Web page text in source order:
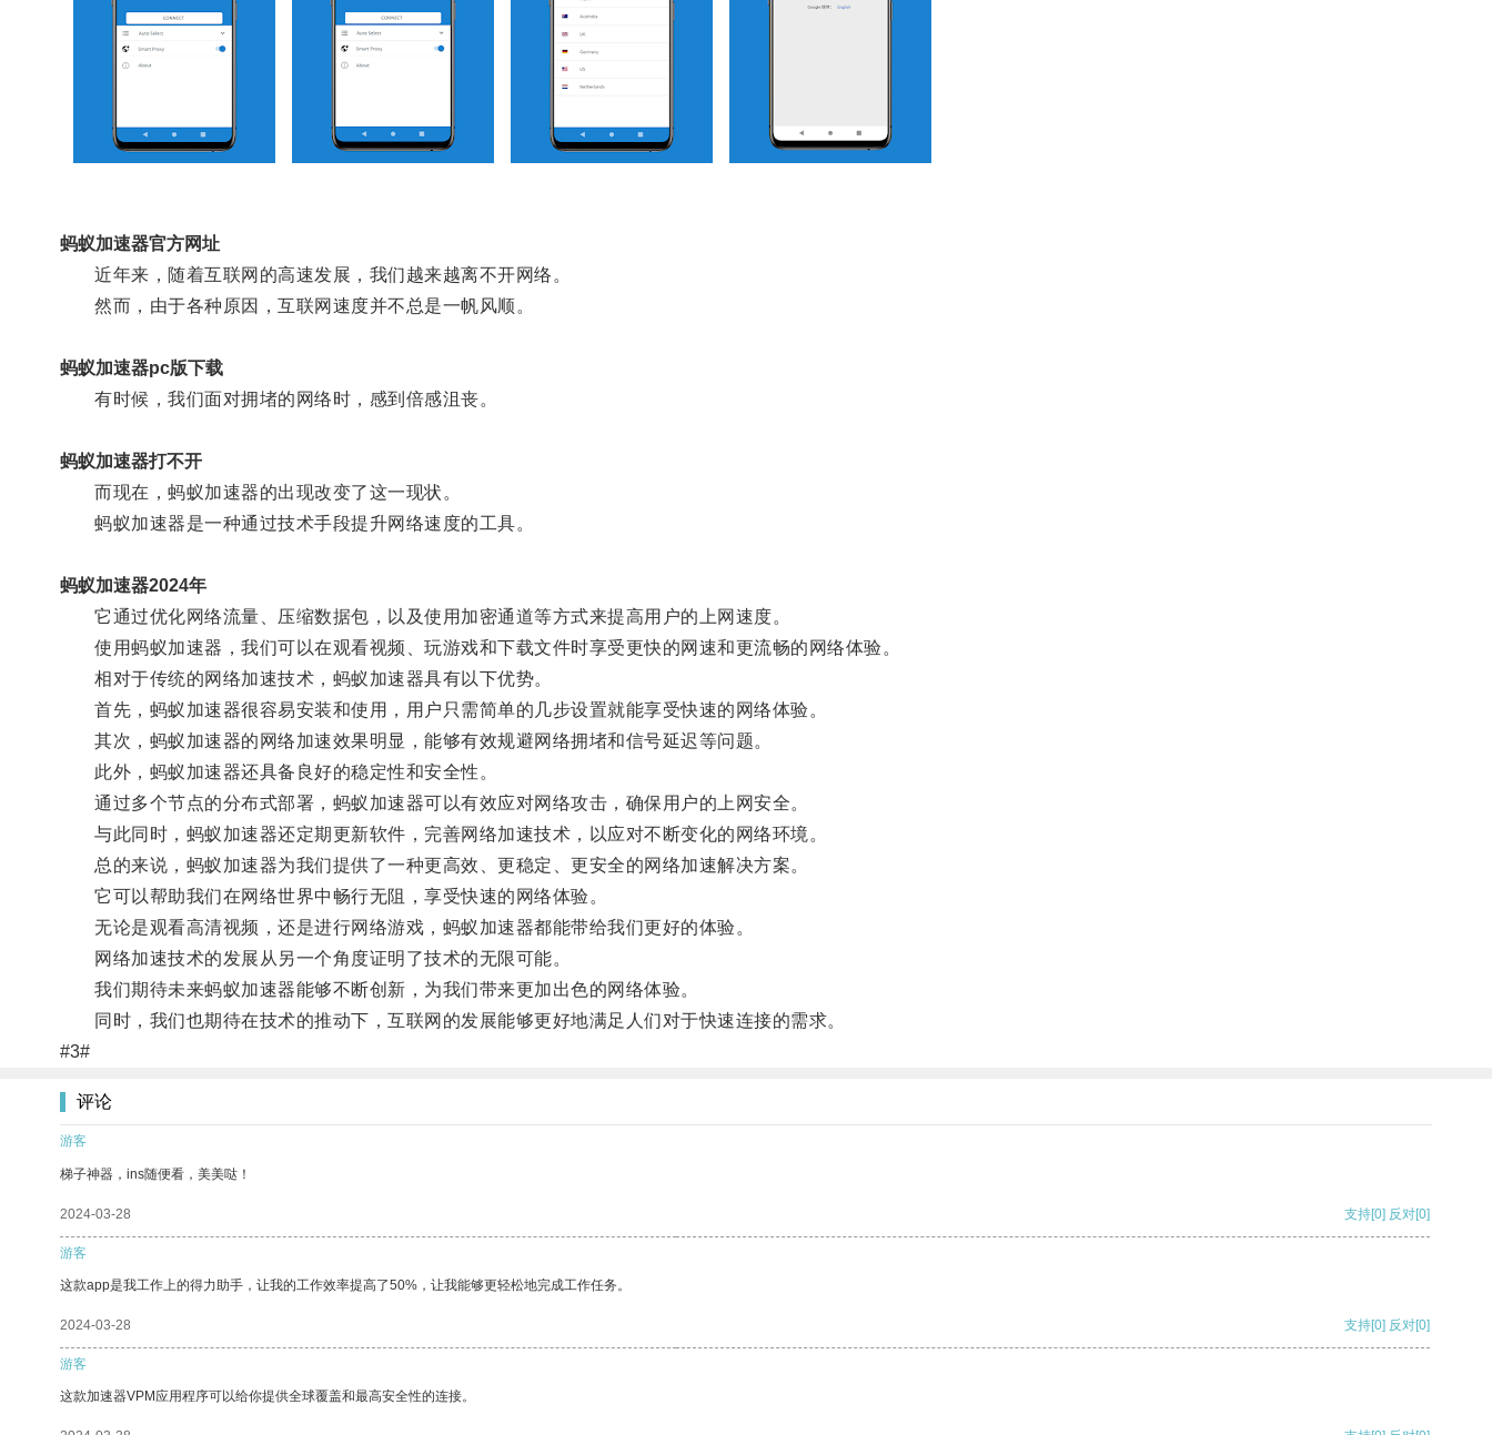
蚂蚁加速器官方网址
近年来，随着互联网的高速发展，我们越来越离不开网络。
然而，由于各种原因，互联网速度并不总是一帆风顺。
蚂蚁加速器pc版下载
有时候，我们面对拥堵的网络时，感到倍感沮丧。
蚂蚁加速器打不开
而现在，蚂蚁加速器的出现改变了这一现状。
蚂蚁加速器是一种通过技术手段提升网络速度的工具。
蚂蚁加速器2024年
它通过优化网络流量、压缩数据包，以及使用加密通道等方式来提高用户的上网速度。
使用蚂蚁加速器，我们可以在观看视频、玩游戏和下载文件时享受更快的网速和更流畅的网络体验。
相对于传统的网络加速技术，蚂蚁加速器具有以下优势。
首先，蚂蚁加速器很容易安装和使用，用户只需简单的几步设置就能享受快速的网络体验。
其次，蚂蚁加速器的网络加速效果明显，能够有效规避网络拥堵和信号延迟等问题。
此外，蚂蚁加速器还具备良好的稳定性和安全性。
通过多个节点的分布式部署，蚂蚁加速器可以有效应对网络攻击，确保用户的上网安全。
与此同时，蚂蚁加速器还定期更新软件，完善网络加速技术，以应对不断变化的网络环境。
总的来说，蚂蚁加速器为我们提供了一种更高效、更稳定、更安全的网络加速解决方案。
它可以帮助我们在网络世界中畅行无阻，享受快速的网络体验。
无论是观看高清视频，还是进行网络游戏，蚂蚁加速器都能带给我们更好的体验。
网络加速技术的发展从另一个角度证明了技术的无限可能。
我们期待未来蚂蚁加速器能够不断创新，为我们带来更加出色的网络体验。
同时，我们也期待在技术的推动下，互联网的发展能够更好地满足人们对于快速连接的需求。
#3#
评论
游客
梯子神器，ins随便看，美美哒！
2024-03-28 支持[0] 反对[0]
游客
这款app是我工作上的得力助手，让我的工作效率提高了50%，让我能够更轻松地完成工作任务。
2024-03-28 支持[0] 反对[0]
游客
这款加速器VPM应用程序可以给你提供全球覆盖和最高安全性的连接。